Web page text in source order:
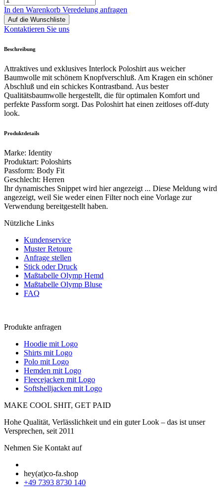
In den Warenkorb Veredelung anfragen
Auf die Wunschliste
Kontaktieren Sie uns
Beschreibung
Attraktives und exklusives Interlock Poloshirt aus weicher
Baumwolle mit schönem Knopfverschluß. Am Kragen ein schöner
Abschluß und ein schickes Kontrastband. Aus bester
Qualitätsbaumwolle hergestellt, die für optimalen Komfort und
perfekte Passform sorgt. Das Poloshirt hat einen zeitloses off-duty
look.
Produktdetails
Marke: Identity
Produktart: Poloshirts
Passform: Body Fit
Geschlecht: Herren
Ihr dynamisches Snippet wird hier angezeigt ... Diese Meldung wird
angezeigt, weil Sie weder einen Filter noch eine Vorlage zur
Verwendung bereitgestellt haben.
Nützliche Links
Kundenservice
Muster Retoure
Anfrage stellen
Stick oder Druck
Maßtabelle Olymp Hemd
Maßtabelle Olymp Bluse
FAQ
Produkte anfragen
Hoodie mit Logo
Shirts mit Logo
Polo mit Logo
Hemden mit Logo
Fleecejacken mit Logo
Softshelljacken mit Logo
MAKE COOL SHIT, GET PAID
Hohe Qualität, Verlässlichkeit und ein guter Look – das ist unser
Versprechen, seit 2011
Nehmen Sie Kontakt auf
hey(at)co-fa.shop
+49 7393 8730 140